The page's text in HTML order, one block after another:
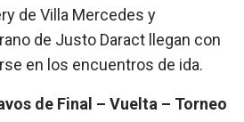
de Villa Mercedes y
de Justo Daract llegan con
en los encuentros de ida.
de Final – Vuelta – Torneo